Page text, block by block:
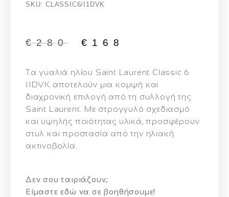
SKU: CLASSIC6/I1DVK
€280 € 168
Τα γυαλιά ηλίου Saint Laurent Classic 6
I1DVK αποτελούν μια κομψή και
διαχρονική επιλογή από τη συλλογή της
Saint Laurent. Με στρογγυλό σχεδιασμό
και υψηλής ποιότητας υλικά, προσφέρουν
στυλ και προστασία από την ηλιακή
ακτινοβολία.
Δεν σου ταιριάζουν;
Eίμαστε εδώ να σε βοηθήσουμε!